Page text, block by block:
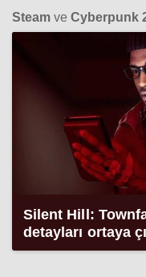
Steam ve Cyberpunk
Silent Hill:
detayları ortaya
son hazırlandı